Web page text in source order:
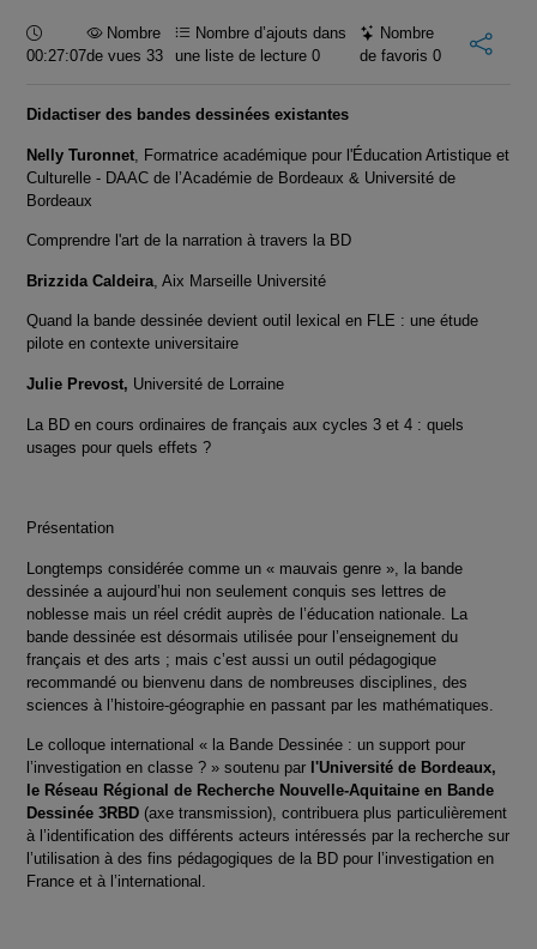
Durée :
00:27:07
Nombre
de vues 33
Nombre d’ajouts dans
une liste de lecture0
Nombre
de favoris 0
Didactiser des bandes dessinées existantes
Nelly Turonnet , Formatrice académique pour l'Éducation Artistique et
Culturelle - DAAC de l’Académie de Bordeaux & Université de
Bordeaux
Comprendre l'art de la narration à travers la BD
Brizzida Caldeira , Aix Marseille Université
Quand la bande dessinée devient outil lexical en FLE : une étude
pilote en contexte universitaire
Julie Prevost, Université de Lorraine
La BD en cours ordinaires de français aux cycles 3 et 4 : quels
usages pour quels effets ?
Présentation
Longtemps considérée comme un « mauvais genre », la bande
dessinée a aujourd’hui non seulement conquis ses lettres de
noblesse mais un réel crédit auprès de l’éducation nationale. La
bande dessinée est désormais utilisée pour l’enseignement du
français et des arts ; mais c’est aussi un outil pédagogique
recommandé ou bienvenu dans de nombreuses disciplines, des
sciences à l’histoire-géographie en passant par les mathématiques.
Le colloque international « la Bande Dessinée : un support pour
l’investigation en classe ? » soutenu par l'Université de Bordeaux,
le Réseau Régional de Recherche Nouvelle-Aquitaine en Bande
Dessinée 3RBD (axe transmission), contribuera plus particulièrement
à l’identification des différents acteurs intéressés par la recherche sur
l’utilisation à des fins pédagogiques de la BD pour l’investigation en
France et à l’international.